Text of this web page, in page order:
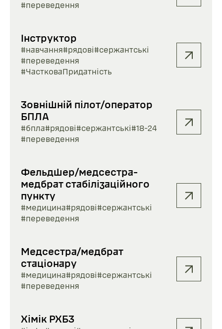
#переведення
Інструктор
#навчання#рядові#сержантські
#переведення
#ЧастковаПридатність
Зовнішній пілот/оператор
БПЛА
#бпла#рядові#сержантські#18-24
#переведення
Фельдшер/медсестра-
медбрат стабілізаційного
пункту
#медицина#рядові#сержантські
#переведення
Медсестра/медбрат
стаціонару
#медицина#рядові#сержантські
#переведення
Хімік РХБЗ